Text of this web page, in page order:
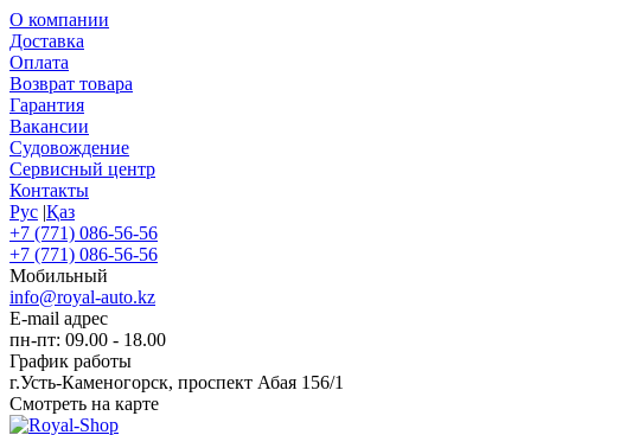
О компании
Доставка
Оплата
Возврат товара
Гарантия
Вакансии
Судовождение
Сервисный центр
Контакты
Рус |Қаз
+7 (771) 086-56-56
+7 (771) 086-56-56
Мобильный
info@royal-auto.kz
E-mail адрес
пн-пт: 09.00 - 18.00
График работы
г.Усть-Каменогорск, проспект Абая 156/1
Смотреть на карте